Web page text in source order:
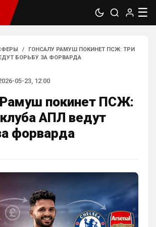
☰
/
ГОНСАЛУ РАМУШ ПОКИНЕТ ПСЖ: ТРИ
БОРЬБУ ЗА ФОРВАРДА
05-23, 12:00
Рамуш покинет ПСЖ:
АПЛ ведут
форварда
«нихрена подобного» ))
не юниор…